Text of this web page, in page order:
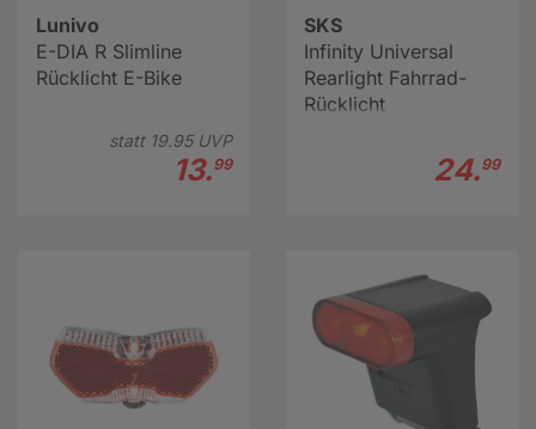
Lunivo
E-DIA R Slimline
Rücklicht E-Bike
statt 19.95UVP
13.99
SKS
Infinity Universal
Rearlight Fahrrad-
Rücklicht
24.99